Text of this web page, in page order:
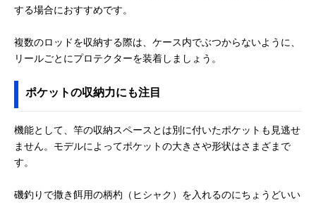
する場合におすすめです。
複数のロッドを収納する際は、ケース内でぶつからないように、
リールごとにプロテクターを装着しましょう。
ポケットの収納力にも注目
機能として、竿の収納スペースとは別に付いたポケットも見逃せ
ません。モデルによってポケットの大きさや形状はさまざまで
す。
磯釣りで撒き餌用の柄杓（ヒシャク）を入れるのにちょうどいい